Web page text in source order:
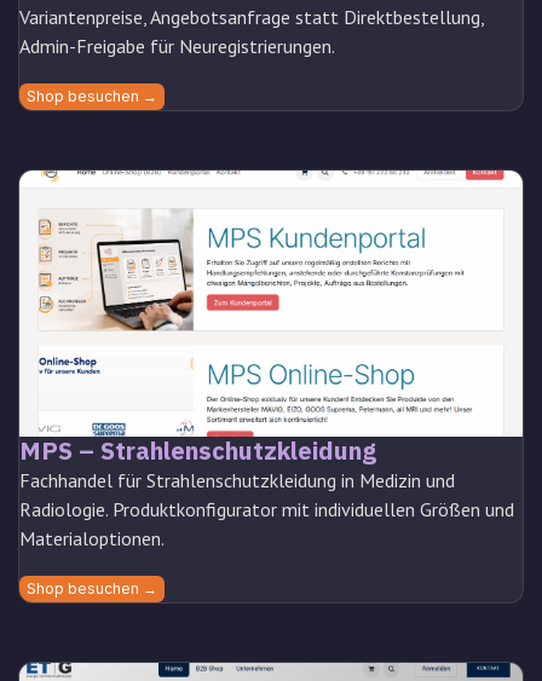
Variantenpreise, Angebotsanfrage statt Direktbestellung,
Admin-Freigabe für Neuregistrierungen.
Shop besuchen →
MPS – Strahlenschutzkleidung
Fachhandel für Strahlenschutzkleidung in Medizin und
Radiologie. Produktkonfigurator mit individuellen Größen und
Materialoptionen.
Shop besuchen →